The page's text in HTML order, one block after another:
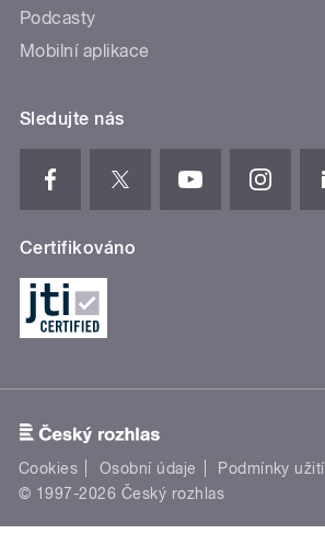
Podcasty
Mobilní aplikace
Sledujte nás
Certifikováno
Cookies Osobní údaje Podmínky užití
© 1997-2026 Český rozhlas